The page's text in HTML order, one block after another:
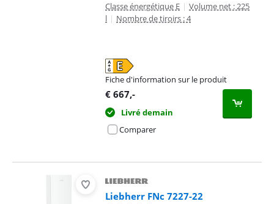
Classe énergétique E | Volume net : 225
l | Nombre de tiroirs : 4
Fiche d'information sur le produit
s'ouvre dans un nouvel onglet
€ 667,-
Livré demain
Comparer
Liebherr FNc 7227-22